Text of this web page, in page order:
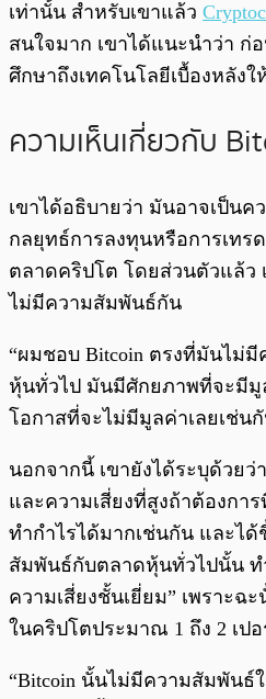
เท่านั้น สำหรับเขาแล้ว
สนใจมาก เขาได้แนะนำว่า ก่
ศึกษาถึงเทคโนโลยีเบื้องหลัง
ความเห็นเกี่ยวกับ
เขาได้อธิบายว่า มันอาจเป็นค
กลยุทธ์การลงทุนหรือการเทร
ตลาดคริปโต โดยส่วนตัวแล้ว
ไม่มีความสัมพันธ์กัน
“ผมชอบ Bitcoin ตรงที่มันไม่มี
หุ้นทั่วไป มันมีศักยภาพที่จะมีมู
โอกาสที่จะไม่มีมูลค่าเลยเช่นกั
นอกจากนี้ เขายังได้ระบุด้วย
และความเสี่ยงที่สูงถ้าต้องกา
ทำกำไรได้มากเช่นกัน และไ
สัมพันธ์กับตลาดหุ้นทั่วไปนั้น ท
ความเสี่ยงชั้นเยี่ยม” เพราะฉ
ในคริปโตประมาณ 1 ถึง 2 เป
“Bitcoin นั้นไม่มีความสัมพันธ์